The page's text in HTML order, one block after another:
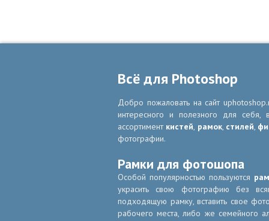
Всё для Photoshop
Добро пожаловать на сайт
интересного и полезного для
ассортимент кистей, рамок, стилей,
фотографии.
Рамки для фотошопа
Особой популярностью пользуются
украсить свою фотографию без
подходящую рамку, вставить свое
рабочего места, либо же семейного